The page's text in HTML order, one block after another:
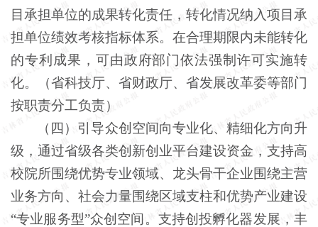
目承担单位的成果转化责任，转化情况纳入项目承
担单位绩效考核指标体系。在合理期限内未能转化
的专利成果，可由政府部门依法强制许可实施转
化。（省科技厅、省财政厅、省发展改革委等部门
按职责分工负责）
（四）引导众创空间向专业化、精细化方向升
级，通过省级各类创新创业平台建设资金，支持高
校院所围绕优势专业领域、龙头骨干企业围绕主营
业务方向、社会力量围绕区域支柱和优势产业建设
“专业服务型”众创空间。支持创投孵化器发展，丰